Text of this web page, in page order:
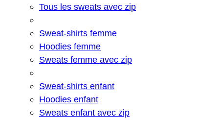
Tous les sweats avec zip
Sweat-shirts femme
Hoodies femme
Sweats femme avec zip
Sweat-shirts enfant
Hoodies enfant
Sweats enfant avec zip